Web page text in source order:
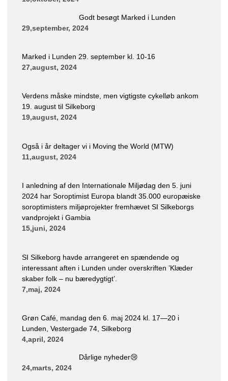
Godt besøgt Marked i Lunden
29,september, 2024
Marked i Lunden 29. september kl. 10-16
27,august, 2024
Verdens måske mindste, men vigtigste cykelløb ankom
19. august til Silkeborg
19,august, 2024
Også i år deltager vi i Moving the World (MTW)
11,august, 2024
I anledning af den Internationale Miljødag den 5. juni
2024 har Soroptimist Europa blandt 35.000 europæiske
soroptimisters miljøprojekter fremhævet SI Silkeborgs
vandprojekt i Gambia
15,juni, 2024
SI Silkeborg havde arrangeret en spændende og
interessant aften i Lunden under overskriften ’Klæder
skaber folk – nu bæredygtigt’.
7,maj, 2024
Grøn Café, mandag den 6. maj 2024 kl. 17—20 i
Lunden, Vestergade 74, Silkeborg
4,april, 2024
Dårlige nyheder😢
24,marts, 2024